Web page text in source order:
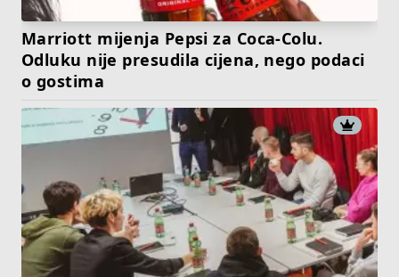
Marriott mijenja Pepsi za Coca-Colu.
Odluku nije presudila cijena, nego podaci
o gostima